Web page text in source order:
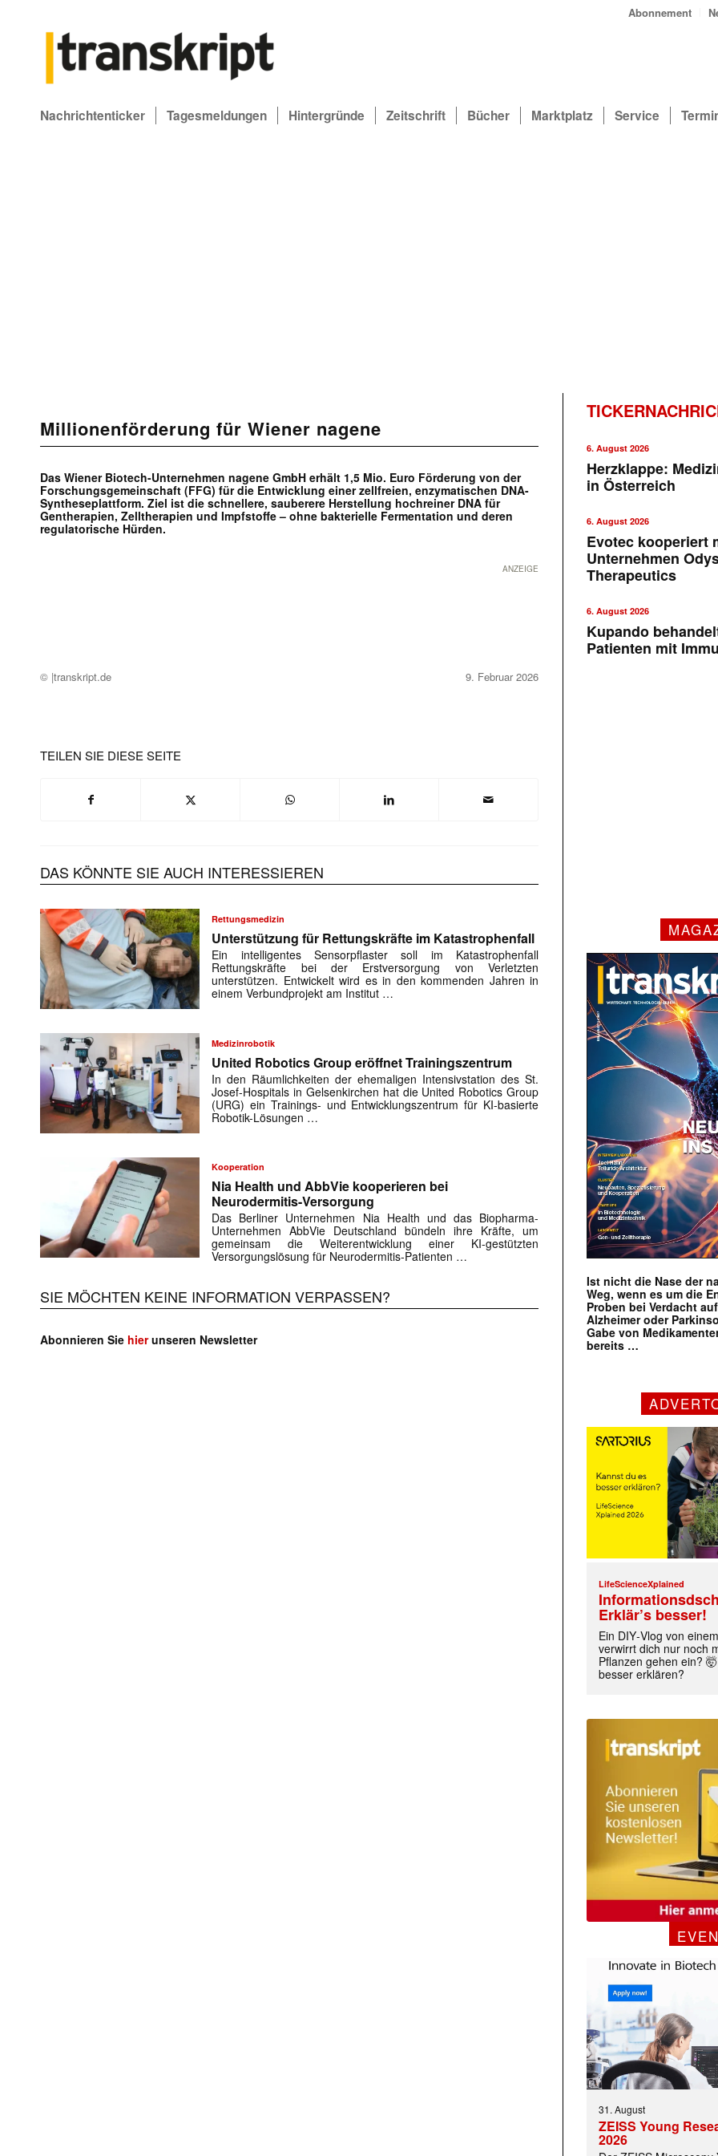
Abonnement
Nachrichtenticker Tagesmeldungen Hintergründe Zeitschrift Bücher Marktplatz Service
Millionenförderung für Wiener nagene
Das Wiener Biotech-Unternehmen nagene GmbH erhält 1,5 Mio. Euro Förderung von der
Forschungsgemeinschaft (FFG) für die Entwicklung einer zellfreien, enzymatischen DNA-
Syntheseplattform. Ziel ist die schnellere, sauberere Herstellung hochreiner DNA für
Gentherapien, Zelltherapien und Impfstoffe – ohne bakterielle Fermentation und deren
regulatorische Hürden.
ANZEIGE
© |transkript.de 9. Februar 2026
TEILEN SIE DIESE SEITE
DAS KÖNNTE SIE AUCH INTERESSIEREN
Rettungsmedizin
Unterstützung für Rettungskräfte im Katastrophenfall
Ein intelligentes Sensorpflaster soll im Katastrophenfall
Rettungskräfte bei der Erstversorgung von Verletzten
unterstützen. Entwickelt wird es in den kommenden Jahren in
einem Verbundprojekt am Institut …
Medizinrobotik
United Robotics Group eröffnet Trainingszentrum
In den Räumlichkeiten der ehemaligen Intensivstation des St.
Josef-Hospitals in Gelsenkirchen hat die United Robotics Group
(URG) ein Trainings- und Entwicklungszentrum für KI-basierte
Robotik-Lösungen …
Kooperation
Nia Health und AbbVie kooperieren bei
Neurodermitis-Versorgung
Das Berliner Unternehmen Nia Health und das Biopharma-
Unternehmen AbbVie Deutschland bündeln ihre Kräfte, um
gemeinsam die Weiterentwicklung einer KI-gestützten
Versorgungslösung für Neurodermitis-Patienten …
SIE MÖCHTEN KEINE INFORMATION VERPASSEN?
Abonnieren Sie hierunseren Newsletter
6. August 2026
Herzklappe:
in Österreich
6. August 2026
Evotec kooperiert
Unternehmen
Therapeutics
6. August 2026
Kupando
Patienten mit
Ist nicht die Nase der
Weg, wenn es um die
Proben bei Verdacht
Alzheimer oder
Gabe von
bereits …
LifeScienceXplained
Erklär’s besser!
Ein DIY‑Vlog von
verwirrt dich nur noch
Pflanzen gehen ein?
besser erklären?
31. August
ZEISS Young
2026